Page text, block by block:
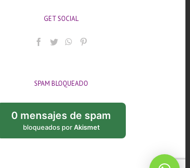
GET SOCIAL
SPAM BLOQUEADO
0 mensajes de spam
bloqueados porAkismet